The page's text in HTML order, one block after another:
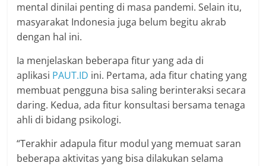
mental dinilai penting di masa pandemi. Selain itu,
masyarakat Indonesia juga belum begitu akrab
dengan hal ini.
Ia menjelaskan beberapa fitur yang ada di
aplikasi PAUT.ID ini. Pertama, ada fitur chating yang
membuat pengguna bisa saling berinteraksi secara
daring. Kedua, ada fitur konsultasi bersama tenaga
ahli di bidang psikologi.
“Terakhir adapula fitur modul yang memuat saran
beberapa aktivitas yang bisa dilakukan selama